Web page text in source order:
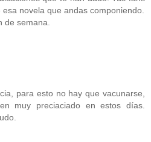
novela que andas componiendo.
de semana.
para esto no hay que vacunarse,
muy preciaciado en estos días.